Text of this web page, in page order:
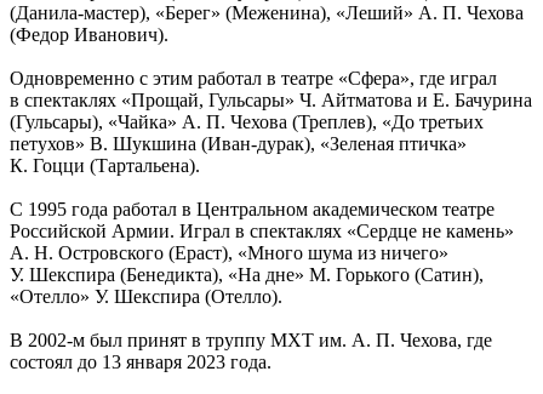
(Данила-мастер), «Берег» (Меженина), «Леший» А. П. Чехова
(Федор Иванович).
Одновременно с этим работал в театре «Сфера», где играл
в спектаклях «Прощай, Гульсары» Ч. Айтматова и Е. Бачурина
(Гульсары), «Чайка» А. П. Чехова (Треплев), «До третьих
петухов» В. Шукшина (Иван-дурак), «Зеленая птичка»
К. Гоцци (Тартальена).
С 1995 года работал в Центральном академическом театре
Российской Армии. Играл в спектаклях «Сердце не камень»
А. Н. Островского (Ераст), «Много шума из ничего»
У. Шекспира (Бенедикта), «На дне» М. Горького (Сатин),
«Отелло» У. Шекспира (Отелло).
В 2002-м был принят в труппу МХТ им. А. П. Чехова, где
состоял до 13 января 2023 года.